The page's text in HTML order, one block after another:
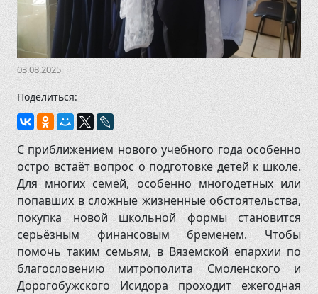
03.08.2025
Поделиться:
С приближением нового учебного года особенно
остро встаёт вопрос о подготовке детей к школе.
Для многих семей, особенно многодетных или
попавших в сложные жизненные обстоятельства,
покупка новой школьной формы становится
серьёзным финансовым бременем. Чтобы
помочь таким семьям, в Вяземской епархии по
благословению митрополита Смоленского и
Дорогобужского Исидора проходит ежегодная